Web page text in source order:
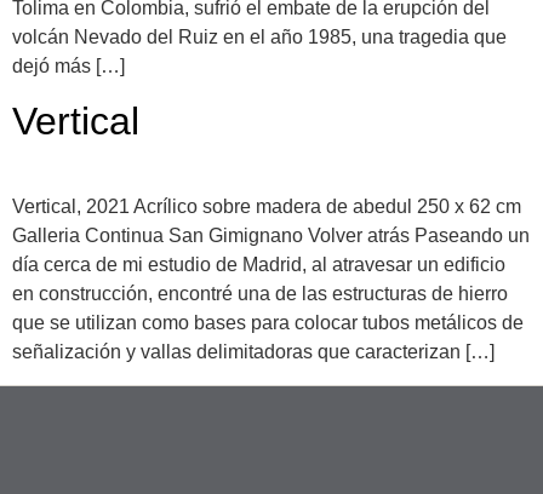
Tolima en Colombia, sufrió el embate de la erupción del
volcán Nevado del Ruiz en el año 1985, una tragedia que
dejó más […]
Vertical
Vertical, 2021 Acrílico sobre madera de abedul 250 x 62 cm
Galleria Continua San Gimignano Volver atrás Paseando un
día cerca de mi estudio de Madrid, al atravesar un edificio
en construcción, encontré una de las estructuras de hierro
que se utilizan como bases para colocar tubos metálicos de
señalización y vallas delimitadoras que caracterizan […]